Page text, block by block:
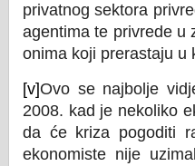
privatnog sektora
agentima te privrede u
onima koji prerastaju u
[v]Ovo se najbolje
2008. kad je nekoliko
da će kriza pogoditi
ekonomiste nije